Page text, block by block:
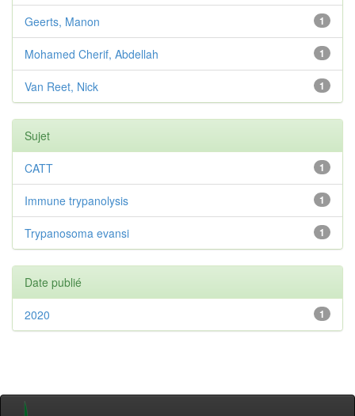
1
Geerts, Manon
1
Mohamed Cherif, Abdellah
1
Van Reet, Nick
Sujet
1
CATT
1
Immune trypanolysis
1
Trypanosoma evansi
Date publié
1
2020